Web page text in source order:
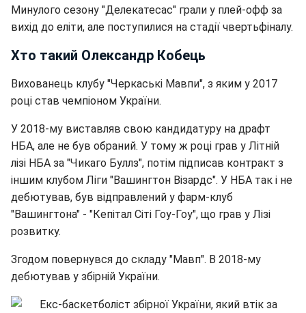
Минулого сезону "Делекатесас" грали у плей-офф за
вихід до еліти, але поступилися на стадії чвертьфіналу.
Хто такий Олександр Кобець
Вихованець клубу "Черкаські Мавпи", з яким у 2017
році став чемпіоном України.
У 2018-му виставляв свою кандидатуру на драфт
НБА, але не був обраний. У тому ж році грав у Літній
лізі НБА за "Чикаго Буллз", потім підписав контракт з
іншим клубом Ліги "Вашингтон Візардс". У НБА так і не
дебютував, був відправлений у фарм-клуб
"Вашингтона" - "Кепітал Сіті Гоу-Гоу", що грав у Лізі
розвитку.
Згодом повернувся до складу "Мавп". В 2018-му
дебютував у збірній України.